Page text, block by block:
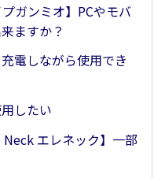
ガンミオ】PCやモバ
ますか？
電しながら使用でき
したい
Neck エレネック】一部